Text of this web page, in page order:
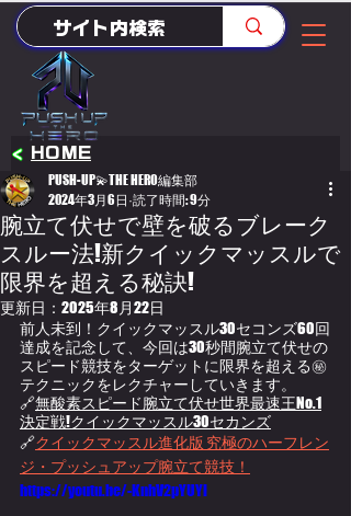
HOME
<
腕立て伏せで壁を破るブレーク
スルー法!新クイックマッスルで
限界を超える秘訣!
PUSH-UP💫THE HERO編集部
2024年3月6日 読了時間: 9分
更新日： 2025年8月22日
前人未到！クイックマッスル30セコンズ60回
達成を記念して、今回は30秒間腕立て伏せの
スピード競技をターゲットに限界を超える㊙
テクニックをレクチャーしていきます。
🔗無酸素スピード腕立て伏せ世界最速王No.1
決定戦!クイックマッスル30セカンズ
🔗クイックマッスル進化版 究極のハーフレン
ジ・プッシュアップ腕立て競技！
https://youtu.be/-KnhV2pYUYI